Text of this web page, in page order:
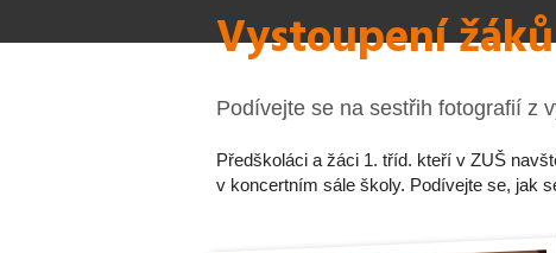
Vystoupení
Podívejte se na sestřih fotografií z
Předškoláci a žáci 1. tříd. kteří v ZUŠ
v koncertním sále školy. Podívejte se, jak